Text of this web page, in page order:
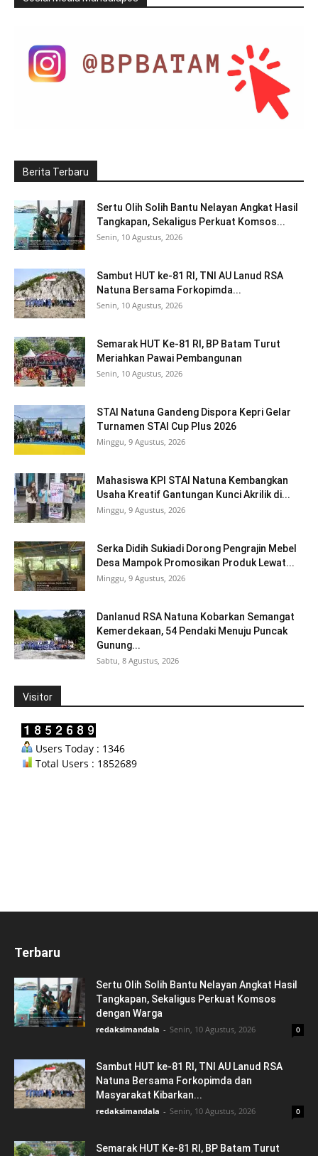
Berita Terbaru
Sertu Olih Solih Bantu Nelayan Angkat Hasil
Tangkapan, Sekaligus Perkuat Komsos...
Senin, 10 Agustus, 2026
Sambut HUT ke-81 RI, TNI AU Lanud RSA
Natuna Bersama Forkopimda...
Senin, 10 Agustus, 2026
Semarak HUT Ke-81 RI, BP Batam Turut
Meriahkan Pawai Pembangunan
Senin, 10 Agustus, 2026
STAI Natuna Gandeng Dispora Kepri Gelar
Turnamen STAI Cup Plus 2026
Minggu, 9 Agustus, 2026
Mahasiswa KPI STAI Natuna Kembangkan
Usaha Kreatif Gantungan Kunci Akrilik di...
Minggu, 9 Agustus, 2026
Serka Didih Sukiadi Dorong Pengrajin Mebel
Desa Mampok Promosikan Produk Lewat...
Minggu, 9 Agustus, 2026
Danlanud RSA Natuna Kobarkan Semangat
Kemerdekaan, 54 Pendaki Menuju Puncak
Gunung...
Sabtu, 8 Agustus, 2026
Visitor
Users Today : 1346
Total Users : 1852689
Terbaru
Sertu Olih Solih Bantu Nelayan Angkat Hasil
Tangkapan, Sekaligus Perkuat Komsos
dengan Warga
redaksimandala - Senin, 10 Agustus, 2026 0
Sambut HUT ke-81 RI, TNI AU Lanud RSA
Natuna Bersama Forkopimda dan
Masyarakat Kibarkan...
redaksimandala - Senin, 10 Agustus, 2026 0
Semarak HUT Ke-81 RI, BP Batam Turut